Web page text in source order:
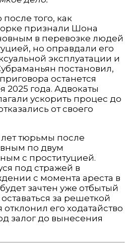
того, как
признали Шона
в перевозке людей
но оправдали его
эксплуатации и
постановил,
останется
2025 года. Адвокаты
ускорить процес до
от своего
лет тюрьмы после
по двум
с проституцией.
под стражей в
с момента ареста в
зачтен уже отбытый
за решеткой
отклонил его ходатайство
залог до вынесения